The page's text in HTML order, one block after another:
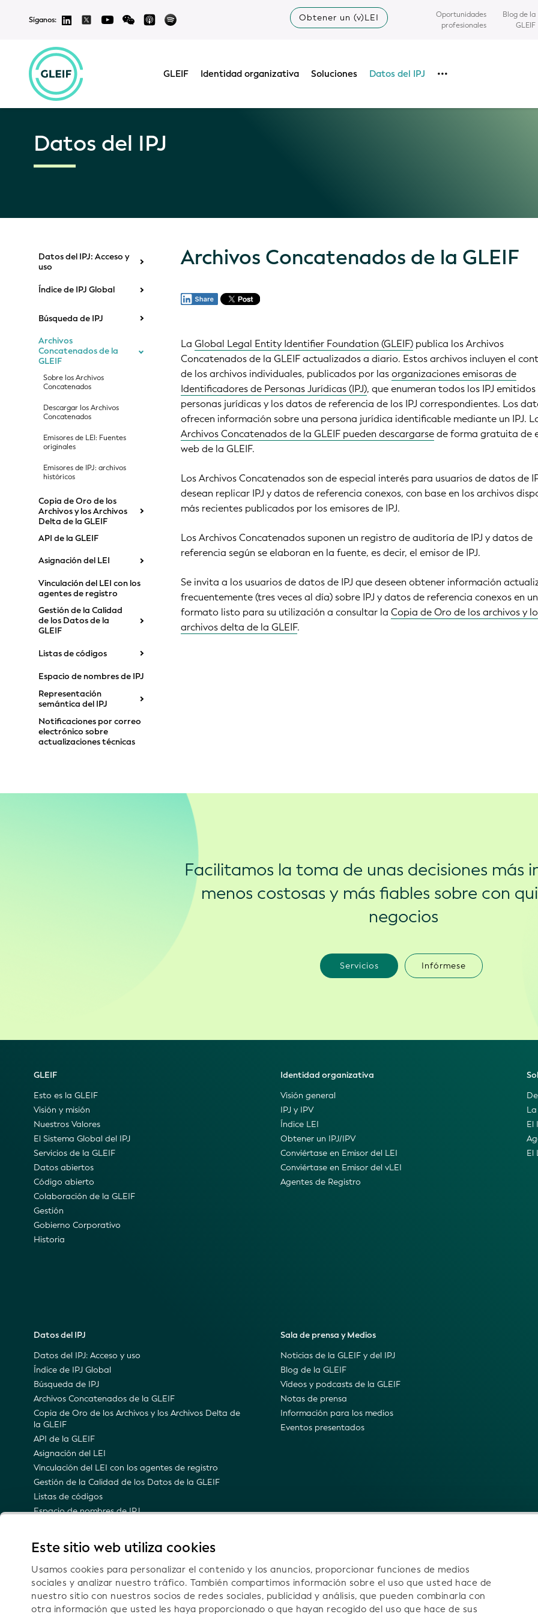
Este sitio web utiliza cookies
Usamos cookies para personalizar el contenido y los anuncios, proporcionar funciones de medios
sociales y analizar nuestro tráfico. También compartimos información sobre el uso que usted hace de
nuestro sitio con nuestros socios de redes sociales, publicidad y análisis, que pueden combinarla con
otra información que usted les haya proporcionado o que hayan recogido del uso que hace de sus
Síganos: Obtener un (v)LEI
Oportunidades
profesionales
Blog de la
GLEIF
GLEIF Identidad organizativa Soluciones Datos del IPJ •••
Datos del IPJ
Datos del IPJ: Acceso y
uso
Índice de IPJ Global
Búsqueda de IPJ
Archivos
Concatenados de la
GLEIF
Sobre los Archivos
Concatenados
Descargar los Archivos
Concatenados
Emisores de LEI: Fuentes
originales
Emisores de IPJ: archivos
históricos
Copia de Oro de los
Archivos y los Archivos
Delta de la GLEIF
API de la GLEIF
Asignación del LEI
Vinculación del LEI con los
agentes de registro
Gestión de la Calidad
de los Datos de la
GLEIF
Listas de códigos
Espacio de nombres de IPJ
Representación
semántica del IPJ
Notificaciones por correo
electrónico sobre
actualizaciones técnicas
Archivos Concatenados de la GLEIF
LaGlobal Legal Entity Identifier Foundation (GLEIF) publica los Archivos
Concatenados de la GLEIF actualizados a diario. Estos archivos incluyen el
de los archivos individuales, publicados por lasorganizaciones emisoras de
Identificadores de Personas Jurídicas (IPJ), que enumeran todos los IPJ emitidos
personas jurídicas y los datos de referencia de los IPJ correspondientes. Los
ofrecen información sobre una persona jurídica identificable mediante un IPJ.
Archivos Concatenados de la GLEIF pueden descargarsede forma gratuita de
web de la GLEIF.
Los Archivos Concatenados son de especial interés para usuarios de datos de
desean replicar IPJ y datos de referencia conexos, con base en los archivos
más recientes publicados por los emisores de IPJ.
Los Archivos Concatenados suponen un registro de auditoría de IPJ y datos de
referencia según se elaboran en la fuente, es decir, el emisor de IPJ.
Se invita a los usuarios de datos de IPJ que deseen obtener información
frecuentemente (tres veces al día) sobre IPJ y datos de referencia conexos en un
formato listo para su utilización a consultar laCopia de Oro de los archivos y
archivos delta de la GLEIF.
Facilitamos la toma de unas decisiones más
menos costosas y más fiables sobre con
negocios
Servicios Infórmese
GLEIF
Esto es la GLEIF
Visión y misión
Nuestros Valores
El Sistema Global del IPJ
Servicios de la GLEIF
Datos abiertos
Código abierto
Colaboración de la GLEIF
Gestión
Gobierno Corporativo
Historia
Identidad organizativa
Visión general
IPJ y IPV
Índice LEI
Obtener un IPJ/IPV
Conviértase en Emisor del LEI
Conviértase en Emisor del vLEI
Agentes de Registro
El
El
Datos del IPJ
Datos del IPJ: Acceso y uso
Índice de IPJ Global
Búsqueda de IPJ
Archivos Concatenados de la GLEIF
Copia de Oro de los Archivos y los Archivos Delta de
la GLEIF
API de la GLEIF
Asignación del LEI
Vinculación del LEI con los agentes de registro
Gestión de la Calidad de los Datos de la GLEIF
Listas de códigos
Espacio de nombres de IPJ
Notificaciones por correo electrónico sobre
actualizaciones técnicas
Sala de prensa y Medios
Noticias de la GLEIF y del IPJ
Blog de la GLEIF
Vídeos y podcasts de la GLEIF
Notas de prensa
Información para los medios
Eventos presentados